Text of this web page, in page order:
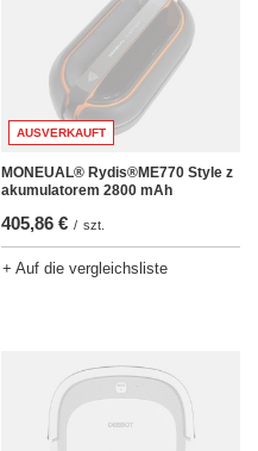
AUSVERKAUFT
MONEUAL® Rydis®ME770 Style z
akumulatorem 2800 mAh
405,86 € / szt.
+ Auf die vergleichsliste